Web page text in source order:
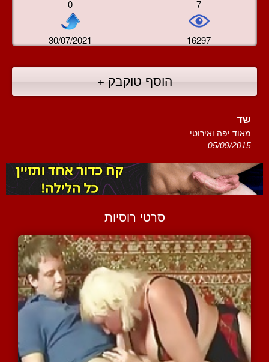
0 7
30/07/2021 16297
הוסף טוקבק +
שד
מאוד יפה ואירוטי
05/09/2015
סרטי רוסיות